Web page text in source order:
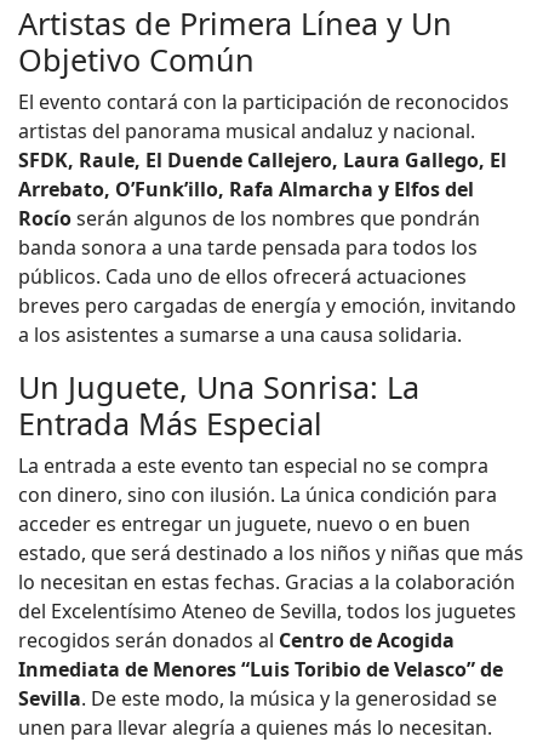
Artistas de Primera Línea y Un
Objetivo Común
El evento contará con la participación de reconocidos
artistas del panorama musical andaluz y nacional.
SFDK, Raule, El Duende Callejero, Laura Gallego, El
Arrebato, O’Funk’illo, Rafa Almarcha y Elfos del
Rocíoserán algunos de los nombres que pondrán
banda sonora a una tarde pensada para todos los
públicos. Cada uno de ellos ofrecerá actuaciones
breves pero cargadas de energía y emoción, invitando
a los asistentes a sumarse a una causa solidaria.
Un Juguete, Una Sonrisa: La
Entrada Más Especial
La entrada a este evento tan especial no se compra
con dinero, sino con ilusión. La única condición para
acceder es entregar un juguete, nuevo o en buen
estado, que será destinado a los niños y niñas que más
lo necesitan en estas fechas. Gracias a la colaboración
del Excelentísimo Ateneo de Sevilla, todos los juguetes
recogidos serán donados al Centro de Acogida
Inmediata de Menores “Luis Toribio de Velasco” de
Sevilla. De este modo, la música y la generosidad se
unen para llevar alegría a quienes más lo necesitan.